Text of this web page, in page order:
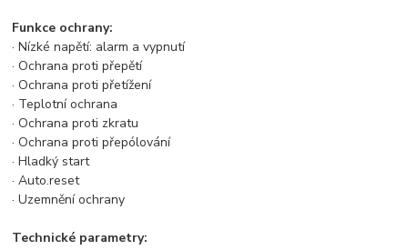
Funkce ochrany:
· Nízké napětí: alarm a vypnutí
· Ochrana proti přepětí
· Ochrana proti přetížení
· Teplotní ochrana
· Ochrana proti zkratu
· Ochrana proti přepólování
· Hladký start
· Auto.reset
· Uzemnění ochrany
Technické parametry: